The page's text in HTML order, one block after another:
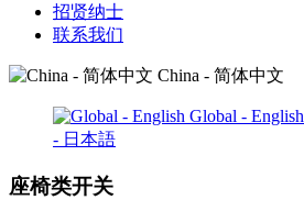
招贤纳士
联系我们
China - 简体中文
Global - English
- 日本語
座椅类开关